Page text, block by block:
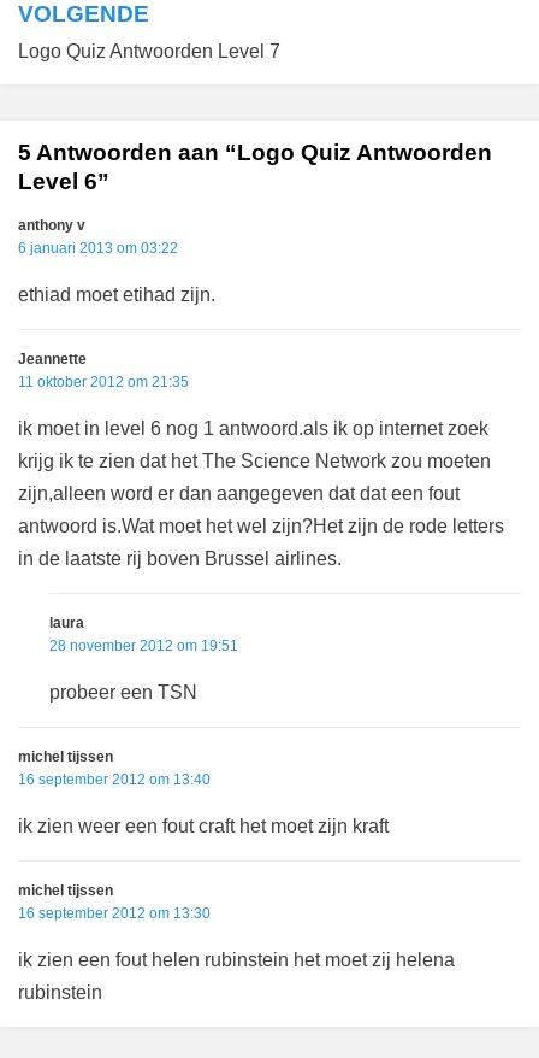
VOLGENDE
Logo Quiz Antwoorden Level 7
5 Antwoorden aan “Logo Quiz Antwoorden
Level 6”
anthony v
6 januari 2013 om 03:22
ethiad moet etihad zijn.
Jeannette
11 oktober 2012 om 21:35
ik moet in level 6 nog 1 antwoord.als ik op internet zoek
krijg ik te zien dat het The Science Network zou moeten
zijn,alleen word er dan aangegeven dat dat een fout
antwoord is.Wat moet het wel zijn?Het zijn de rode letters
in de laatste rij boven Brussel airlines.
laura
28 november 2012 om 19:51
probeer een TSN
michel tijssen
16 september 2012 om 13:40
ik zien weer een fout craft het moet zijn kraft
michel tijssen
16 september 2012 om 13:30
ik zien een fout helen rubinstein het moet zij helena
rubinstein